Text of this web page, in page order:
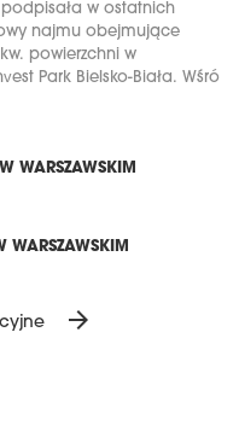
podpisała w ostatnich
najmu obejmujące
powierzchni w
Park Bielsko-Biała. Wśró
WARSZAWSKIM
WARSZAWSKIM
arrow_forward